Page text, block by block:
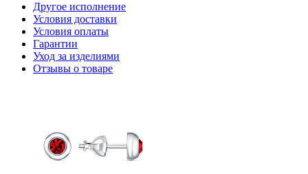
Другое исполнение
Условия доставки
Условия оплаты
Гарантии
Уход за изделиями
Отзывы о товаре